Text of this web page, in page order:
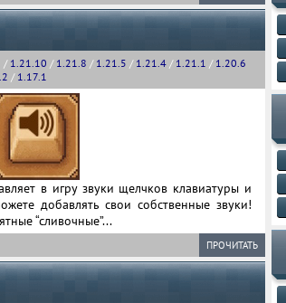
/ 1.21.10 / 1.21.8 / 1.21.5 / 1.21.4 / 1.21.1 / 1.20.6
/ 1.17.1
в игру звуки щелчков клавиатуры и
добавлять свои собственные звуки!
“сливочные”...
ПРОЧИТАТЬ